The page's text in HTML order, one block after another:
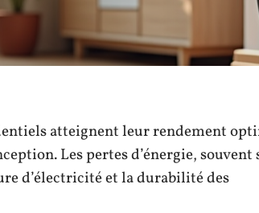
atteignent leur rendement
Les pertes d’énergie, souvent
d’électricité et la durabilité des